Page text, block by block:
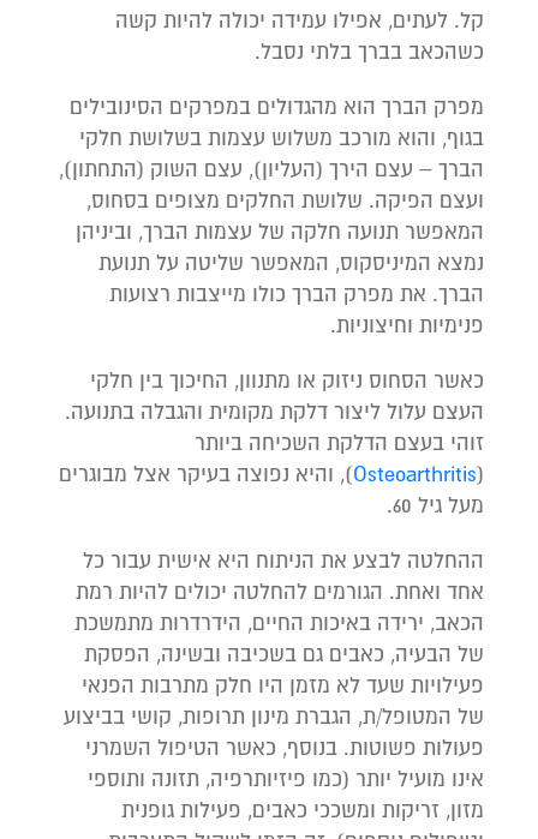
קל. לעתים, אפילו עמידה יכולה להיות קשה
כשהכאב בברך בלתי נסבל.
מפרק הברך הוא מהגדולים במפרקים הסינובילים
בגוף, והוא מורכב משלוש עצמות בשלושת חלקי
הברך – עצם הירך (העליון), עצם השוק (התחתון),
ועצם הפיקה. שלושת החלקים מצופים בסחוס,
המאפשר תנועה חלקה של עצמות הברך, וביניהן
נמצא המיניסקוס, המאפשר שליטה על תנועת
הברך. את מפרק הברך כולו מייצבות רצועות
פנימיות וחיצוניות.
כאשר הסחוס ניזוק או מתנוון, החיכוך בין חלקי
העצם עלול ליצור דלקת מקומית והגבלה בתנועה.
זוהי בעצם הדלקת השכיחה ביותר
(
Osteoarthritis), והיא נפוצה בעיקר אצל מבוגרים
מעל גיל 60.
ההחלטה לבצע את הניתוח היא אישית עבור כל
אחד ואחת. הגורמים להחלטה יכולים להיות רמת
הכאב, ירידה באיכות החיים, הידרדרות מתמשכת
של הבעיה, כאבים גם בשכיבה ובשינה, הפסקת
פעילויות שעד לא מזמן היו חלק מתרבות הפנאי
של המטופל/ת, הגברת מינון תרופות, קושי בביצוע
פעולות פשוטות. בנוסף, כאשר הטיפול השמרני
אינו מועיל יותר (כמו פיזיותרפיה, תזונה ותוספי
מזון, זריקות ומשככי כאבים, פעילות גופנית